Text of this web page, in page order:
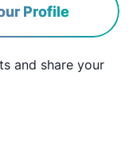
Profile
and share your